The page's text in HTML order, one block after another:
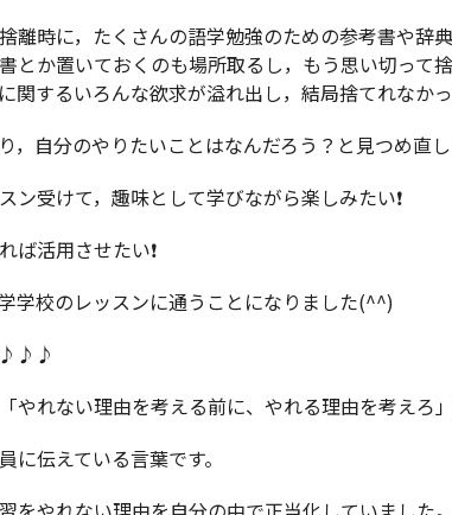
離時に，たくさんの語学勉強のための参考書や辞
とか置いておくのも場所取るし，もう思い切って
関するいろんな欲求が溢れ出し，結局捨てれなか
，自分のやりたいことはなんだろう？と見つめ直し
ン受けて，趣味として学びながら楽しみたい❗️
ば活用させたい❗️
学校のレッスンに通うことになりました(^^)
♪♪♪
やれない理由を考える前に、やれる理由を考えろ
に伝えている言葉です。